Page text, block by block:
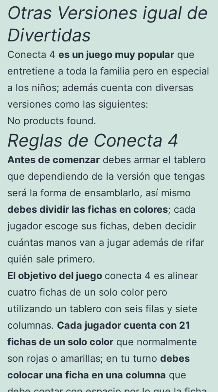
Otras Versiones igual de
Divertidas
Conecta 4 es un juego muy popular que
entretiene a toda la familia pero en especial
a los niños; además cuenta con diversas
versiones como las siguientes:
No products found.
Reglas de Conecta 4
Antes de comenzar debes armar el tablero
que dependiendo de la versión que tengas
será la forma de ensamblarlo, así mismo
debes dividir las fichas en colores; cada
jugador escoge sus fichas, deben decidir
cuántas manos van a jugar además de rifar
quién sale primero.
El objetivo del juego conecta 4 es alinear
cuatro fichas de un solo color pero
utilizando un tablero con seis filas y siete
columnas. Cada jugador cuenta con 21
fichas de un solo color que normalmente
son rojas o amarillas; en tu turno debes
colocar una ficha en una columna que